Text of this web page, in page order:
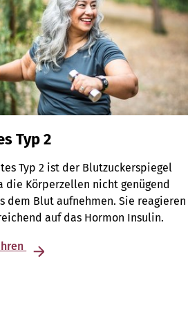
Typ 2
Typ 2 ist der Blutzuckerspiegel
die Körperzellen nicht genügend
dem Blut aufnehmen. Sie reagieren
auf das Hormon Insulin.